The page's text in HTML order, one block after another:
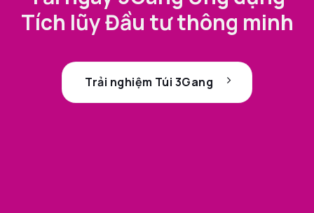
Tích lũy Đầu tư thông minh
Trải nghiệm Túi 3Gang